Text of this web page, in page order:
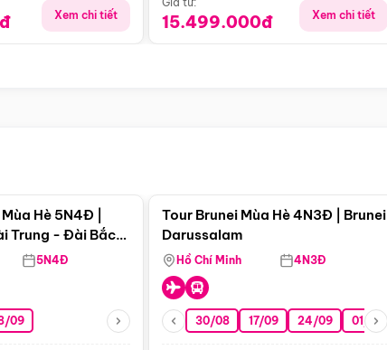
Xem chi tiết 15.499.000đ Xem chi tiết
Hè 5N4Đ |
Trung - Đài Bắc
5N4Đ
09
Tour Brunei Mùa Hè 4N3Đ | Brunei
Darussalam
Hồ Chí Minh 4N3Đ
30/08 17/09 24/09 01/10